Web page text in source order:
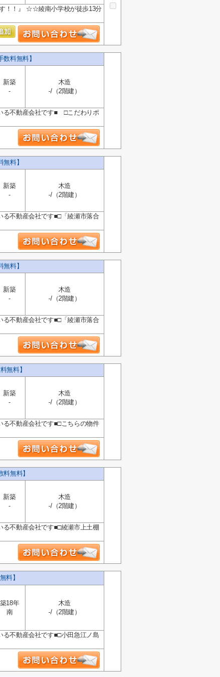
！！』 ☆☆綾南小学校が徒歩13分
料無料】
新築
-
木造
-/（2階建）
る不動産会社です■ □こだわりポ
料】
新築
-
木造
-/（2階建）
る不動産会社です■□「綾瀬市落合
料】
新築
-
木造
-/（2階建）
る不動産会社です■□「綾瀬市落合
無料】
新築
-
木造
-/（2階建）
る不動産会社です■□こちらの物件
無料】
新築
-
木造
-/（2階建）
る不動産会社です■□綾瀬市上土棚
料】
築18年
南
木造
-/（2階建）
る不動産会社です■□小田急江ノ島